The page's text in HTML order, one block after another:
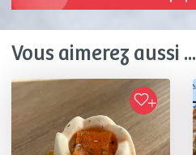
Vous aimerez aussi ...